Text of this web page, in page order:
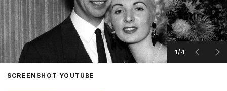
1/4
SCREENSHOT YOUTUBE